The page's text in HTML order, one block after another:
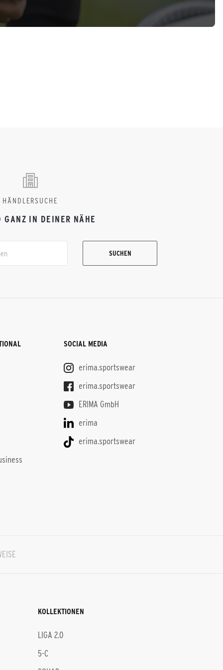
HÄNDLERSUCHE
GANZ IN DEINER NÄHE
SUCHEN
SOCIAL MEDIA
erima.sportswear
erima.sportswear
ERIMA GmbH
erima
erima.sportswear
KOLLEKTIONEN
LIGA 2.0
5-C